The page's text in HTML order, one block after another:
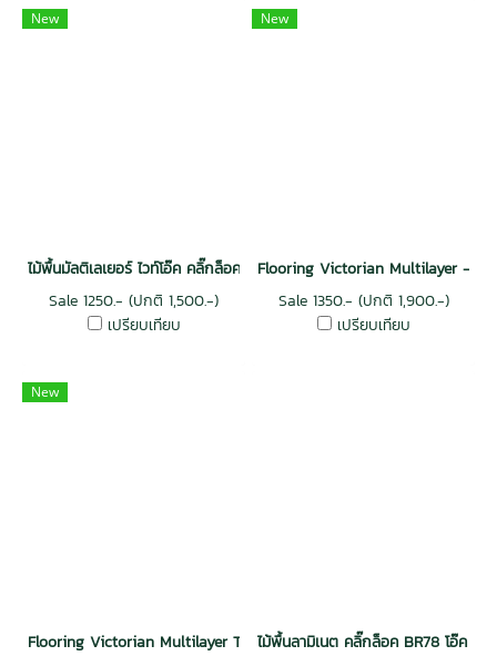
New
ไม้พื้นมัลติเลเยอร์ ไวท์โอ๊ค คลิ๊กล็อค สีธรรมชาติ
Sale 1250.- (ปกติ 1,500.-)
เปรียบเทียบ
New
Flooring Victorian Multilayer -
Sale 1350.- (ปกติ 1,900.-)
เปรียบเทียบ
New
Flooring Victorian Multilayer Top Veneer 3 mm. - Ribbed-Coffee
ไม้พื้นลามิเนต คลิ๊กล็อค BR78 โอ๊ค วีรั